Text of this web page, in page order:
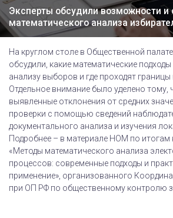
Эксперты обсудили возможности и
математического анализа
На круглом столе в Общественной
обсудили, какие математические
анализу выборов и где проходят
Отдельное внимание было уделено
выявленные отклонения от средних
проверки с помощью сведений
документального анализа и изучения
Подробнее – в материале НОМ по итогам
«Методы математического анализа
процессов: современные подходы и
применение», организованного
при ОП РФ по общественному контролю